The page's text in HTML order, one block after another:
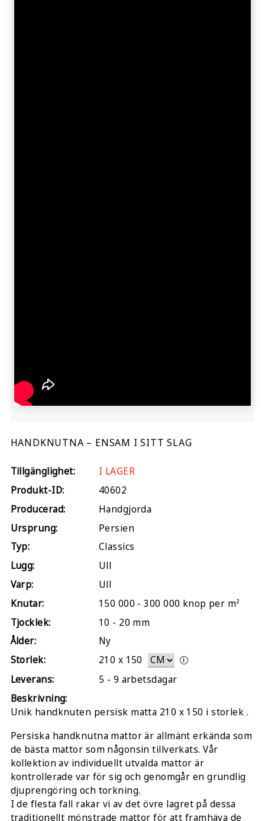
HANDKNUTNA – ENSAM I SITT SLAG
Tillgänglighet:
I LAGER
Produkt-ID:
40602
Producerad:
Handgjorda
Ursprung:
Persien
Typ:
Classics
Lugg:
Ull
Varp:
Ull
Knutar:
150 000 - 300 000 knop per m²
Tjocklek:
10 - 20 mm
Ålder:
Ny
Storlek:
210 x 150
Leverans:
5 - 9 arbetsdagar
Beskrivning:
Unik handknuten persisk matta 210 x 150 i storlek .
Persiska handknutna mattor är allmänt erkända som
de bästa mattor som någonsin tillverkats. Vår
kollektion av individuellt utvalda mattor är
kontrollerade var för sig och genomgår en grundlig
djuprengöring och torkning.
I de flesta fall rakar vi av det övre lagret på dessa
traditionellt mönstrade mattor för att framhäva de